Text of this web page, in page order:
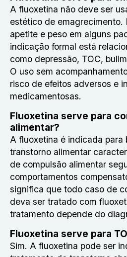
A fluoxetina não deve ser
estético de emagrecimento.
apetite e peso em alguns
indicação formal está
como depressão, TOC,
O uso sem
risco de efeitos adversos e
medicamentosas.
Fluoxetina serve para
alimentar?
A fluoxetina é indicada para
transtorno alimentar
de compulsão alimentar
comportamentos
significa que todo caso de
deva ser tratado com
tratamento depende do
Fluoxetina serve para
Sim. A fluoxetina pode ser